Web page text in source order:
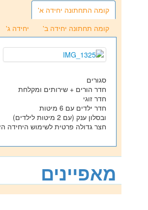
קומה התחתונה יחידה א'
קומה תחתונה יחידה ב'
יחידה ג'
סגורים
חדר הורים + שירותים ומקלחת
חדר זוגי
חדר ילדים עם 6 מיטות
ובסלון ענק (עם 2 מיטות לילדים)
חצר גדולה פרטית לשימוש היחידה
מאפיינים